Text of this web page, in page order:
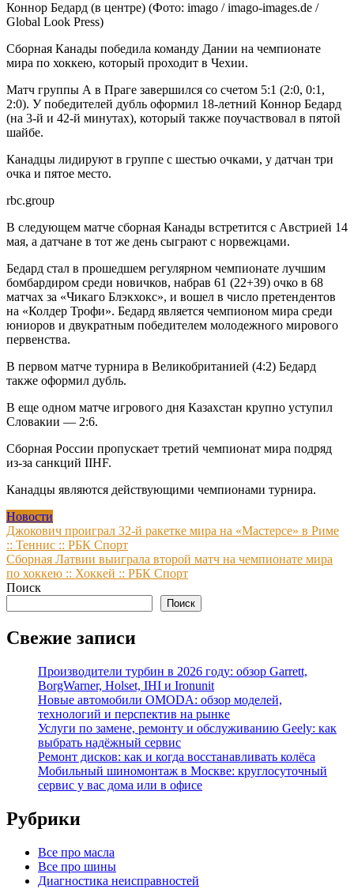
Коннор Бедард (в центре) (Фото: imago / imago-images.de /
Global Look Press)
Сборная Канады победила команду Дании на чемпионате
мира по хоккею, который проходит в Чехии.
Матч группы А в Праге завершился со счетом 5:1 (2:0, 0:1,
2:0). У победителей дубль оформил 18-летний Коннор Бедард
(на 3-й и 42-й минутах), который также поучаствовал в пятой
шайбе.
Канадцы лидируют в группе с шестью очками, у датчан три
очка и пятое место.
rbc.group
В следующем матче сборная Канады встретится с Австрией 14
мая, а датчане в тот же день сыграют с норвежцами.
Бедард стал в прошедшем регулярном чемпионате лучшим
бомбардиром среди новичков, набрав 61 (22+39) очко в 68
матчах за «Чикаго Блэкхокс», и вошел в число претендентов
на «Колдер Трофи». Бедард является чемпионом мира среди
юниоров и двукратным победителем молодежного мирового
первенства.
В первом матче турнира в Великобританией (4:2) Бедард
также оформил дубль.
В еще одном матче игрового дня Казахстан крупно уступил
Словакии — 2:6.
Сборная России пропускает третий чемпионат мира подряд
из-за санкций IIHF.
Канадцы являются действующими чемпионами турнира.
Новости
Навигация
по
записям
Джокович проиграл 32-й ракетке мира на «Мастерсе» в Риме
:: Теннис :: РБК Спорт
Сборная Латвии выиграла второй матч на чемпионате мира
по хоккею :: Хоккей :: РБК Спорт
Поиск
Поиск
Свежие записи
Производители турбин в 2026 году: обзор Garrett,
BorgWarner, Holset, IHI и Ironunit
Новые автомобили OMODA: обзор моделей,
технологий и перспектив на рынке
Услуги по замене, ремонту и обслуживанию Geely: как
выбрать надёжный сервис
Ремонт дисков: как и когда восстанавливать колёса
Мобильный шиномонтаж в Москве: круглосуточный
сервис у вас дома или в офисе
Рубрики
Все про масла
Все про шины
Диагностика неисправностей